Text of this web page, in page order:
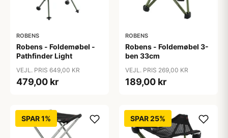
ROBENS
Robens - Foldemøbel -
Pathfinder Light
VEJL. PRIS 649,00 KR
479,00 kr
ROBENS
Robens - Foldemøbel 3-
ben 33cm
VEJL. PRIS 269,00 KR
189,00 kr
SPAR 1% SPAR 25%